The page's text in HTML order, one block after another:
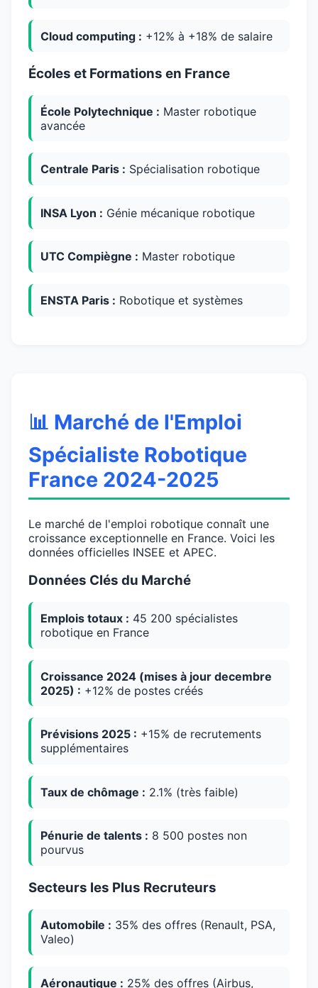
Cloud computing : +12% à +18% de salaire
Écoles et Formations en France
École Polytechnique : Master robotique
avancée
Centrale Paris : Spécialisation robotique
INSA Lyon : Génie mécanique robotique
UTC Compiègne : Master robotique
ENSTA Paris : Robotique et systèmes
📊 Marché de l'Emploi
Spécialiste Robotique
France 2024-2025
Le marché de l'emploi robotique connaît une
croissance exceptionnelle en France. Voici les
données officielles INSEE et APEC.
Données Clés du Marché
Emplois totaux : 45 200 spécialistes
robotique en France
Croissance 2024 (mises à jour decembre
2025) : +12% de postes créés
Prévisions 2025 : +15% de recrutements
supplémentaires
Taux de chômage : 2.1% (très faible)
Pénurie de talents : 8 500 postes non
pourvus
Secteurs les Plus Recruteurs
Automobile : 35% des offres (Renault, PSA,
Valeo)
Aéronautique : 25% des offres (Airbus,